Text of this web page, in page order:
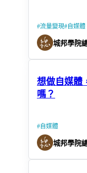
#流量變現#自媒體
城邦學院
想做自媒體
嗎？
#自媒體
城邦學院